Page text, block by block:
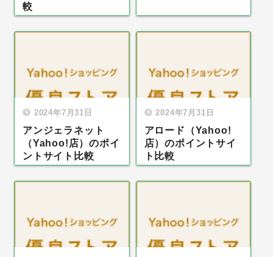
較
2024年7月31日
アンジェラネット
（Yahoo!店）のポイ
ントサイト比較
2024年7月31日
アロード（Yahoo!
店）のポイントサイ
ト比較